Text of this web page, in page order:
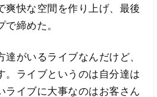
爽快な空間を作り上げ、最後
締めた。
がいるライブなんだけど、
。ライブというのは自分達は
ライブに大事なのはお客さん